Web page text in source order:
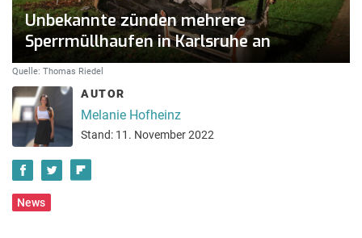
Unbekannte zünden mehrere
Sperrmüllhaufen in Karlsruhe an
Quelle: Thomas Riedel
AUTOR
Melanie Hofheinz
Stand: 11. November 2022
News